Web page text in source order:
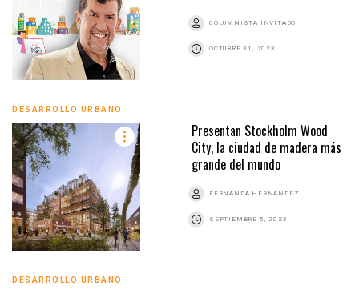
COLUMNISTA INVITADO
OCTUBRE 31, 2023
DESARROLLO URBANO
Presentan Stockholm Wood
City, la ciudad de madera más
grande del mundo
FERNANDA HERNÁNDEZ
SEPTIEMBRE 5, 2023
DESARROLLO URBANO